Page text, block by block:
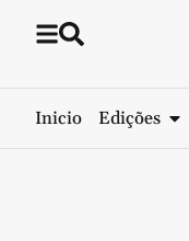
Inicio Edições